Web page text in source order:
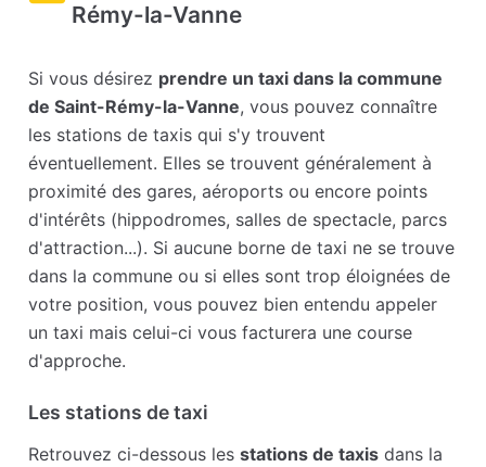
Rémy-la-Vanne
Si vous désirez prendre un taxi dans la commune
de Saint-Rémy-la-Vanne, vous pouvez connaître
les stations de taxis qui s'y trouvent
éventuellement. Elles se trouvent généralement à
proximité des gares, aéroports ou encore points
d'intérêts (hippodromes, salles de spectacle, parcs
d'attraction...). Si aucune borne de taxi ne se trouve
dans la commune ou si elles sont trop éloignées de
votre position, vous pouvez bien entendu appeler
un taxi mais celui-ci vous facturera une course
d'approche.
Les stations de taxi
Retrouvez ci-dessous lesstations de taxis dans la